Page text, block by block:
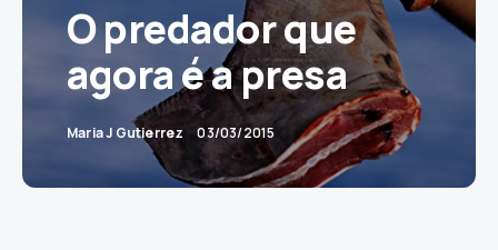
O predador que
agora é a presa
Maria J Gutierrez 03/03/2015